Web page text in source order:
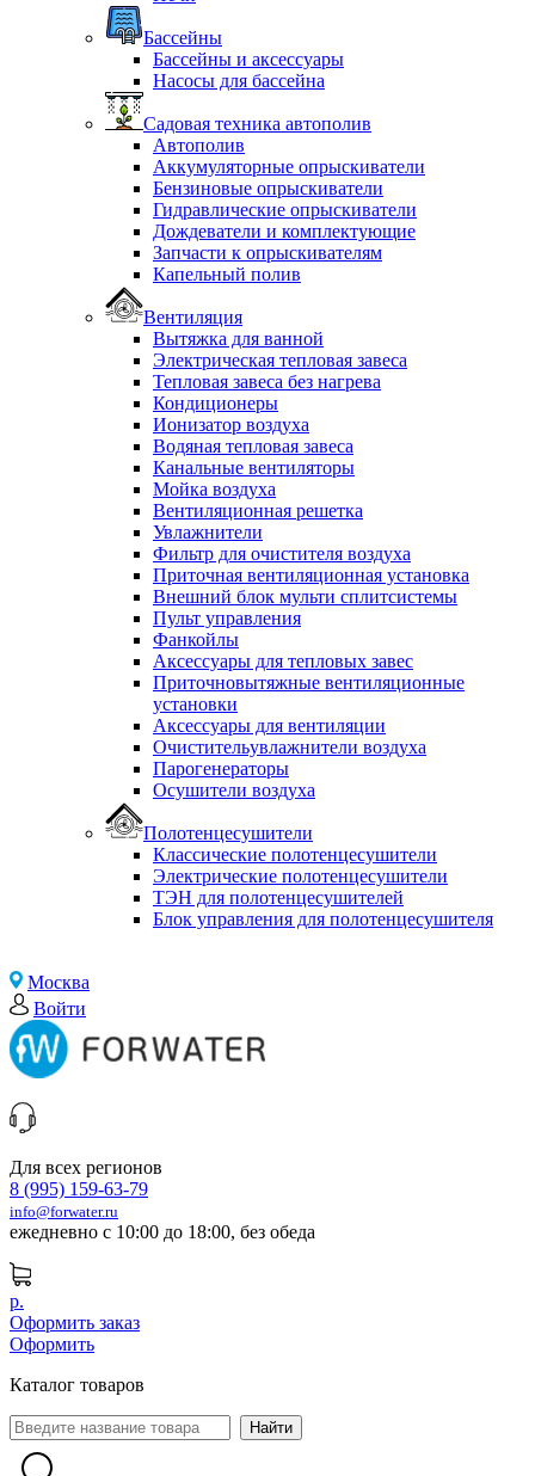
Бассейны
Бассейны и аксессуары
Насосы для бассейна
Садовая техника автополив
Автополив
Аккумуляторные опрыскиватели
Бензиновые опрыскиватели
Гидравлические опрыскиватели
Дождеватели и комплектующие
Запчасти к опрыскивателям
Капельный полив
Вентиляция
Вытяжка для ванной
Электрическая тепловая завеса
Тепловая завеса без нагрева
Кондиционеры
Ионизатор воздуха
Водяная тепловая завеса
Канальные вентиляторы
Мойка воздуха
Вентиляционная решетка
Увлажнители
Фильтр для очистителя воздуха
Приточная вентиляционная установка
Внешний блок мульти сплитсистемы
Пульт управления
Фанкойлы
Аксессуары для тепловых завес
Приточновытяжные вентиляционные
установки
Аксессуары для вентиляции
Очистительувлажнители воздуха
Парогенераторы
Осушители воздуха
Полотенцесушители
Классические полотенцесушители
Электрические полотенцесушители
ТЭН для полотенцесушителей
Блок управления для полотенцесушителя
Москва
Войти
Для всех регионов
8 (995) 159-63-79
info@forwater.ru
ежедневно с 10:00 до 18:00, без обеда
р.
Оформить заказ
Оформить
Каталог товаров